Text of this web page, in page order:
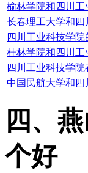
榆林学院和四川工
长春理工大学和四
四川工业科技学
桂林学院和四川工
四川工业科技学
中国民航大学和四
四、
个好